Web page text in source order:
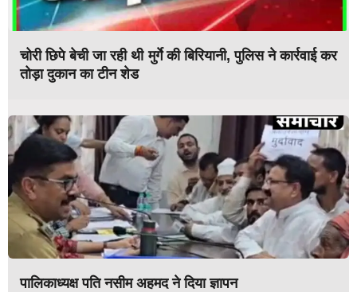
चोरी छिपे बेची जा रही थी मुर्गे की बिरियानी, पुलिस ने कार्रवाई कर
तोड़ा दुकान का टीन शेड
पालिकाध्यक्ष पति नसीम अहमद ने दिया ज्ञापन